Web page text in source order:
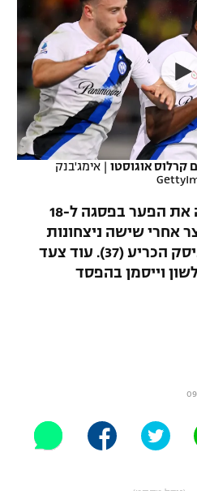
קרלוס אוגוסטו | אימג'בנק
האלופה שבדרך הגדילה את הפער בפסגה ל-18
אחרי שישה ניצחונות
ליגה רצופים. יאן אורל ביסק הכריע (37). עוד צעד
65 דקות לשון וייסמן בהפסד